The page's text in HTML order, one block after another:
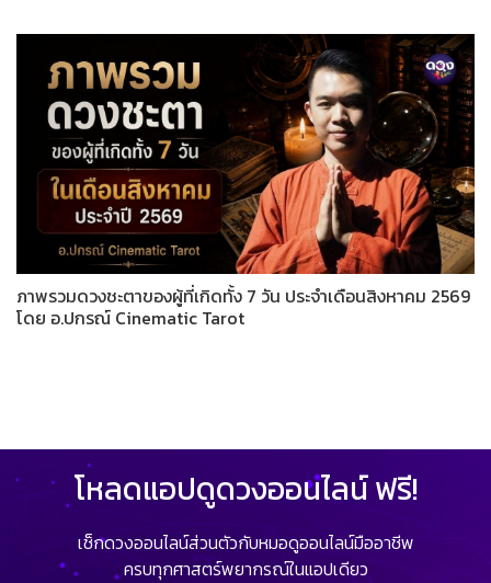
ภาพรวมดวงชะตาของผู้ที่เกิดทั้ง 7 วัน ประจำเดือนสิงหาคม 2569
โดย อ.ปกรณ์ Cinematic Tarot
โหลดแอปดูดวงออนไลน์ ฟรี!
เช็กดวงออนไลน์ส่วนตัวกับหมอดูออนไลน์มืออาชีพ
ครบทุกศาสตร์พยากรณ์ในแอปเดียว